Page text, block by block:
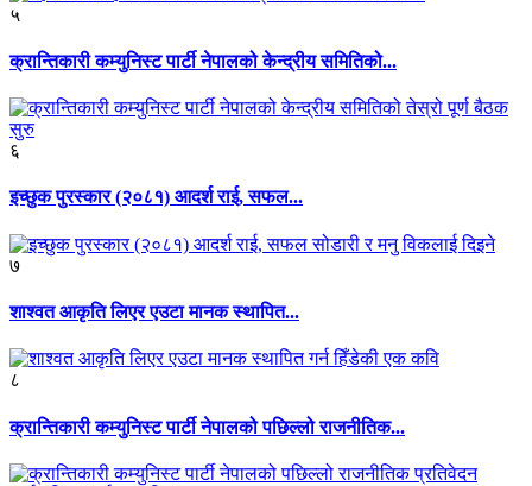
५
क्रान्तिकारी कम्युनिस्ट पार्टी नेपालको केन्द्रीय समितिको...
६
इच्छुक पुरस्कार (२०८१) आदर्श राई, सफल...
७
शाश्वत आकृति लिएर एउटा मानक स्थापित...
८
क्रान्तिकारी कम्युनिस्ट पार्टी नेपालको पछिल्लो राजनीतिक...